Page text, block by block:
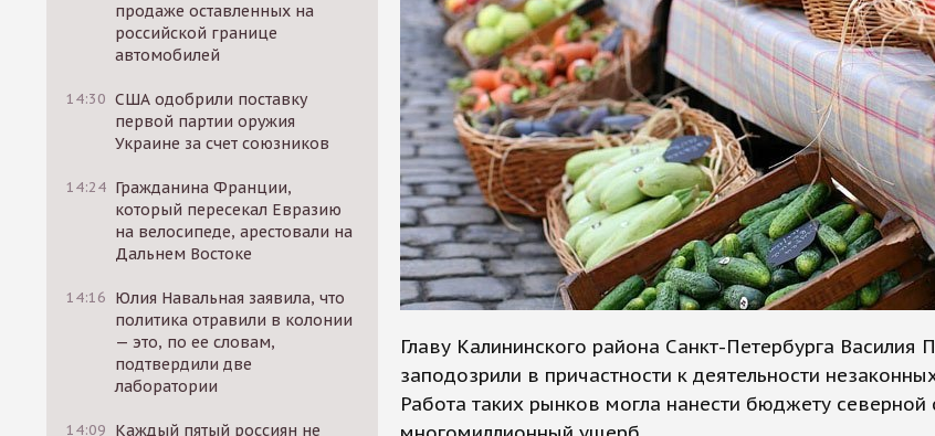
продаже оставленных на
российской границе
автомобилей
14:30 США одобрили поставку
первой партии оружия
Украине за счет союзников
14:24 Гражданина Франции,
который пересекал Евразию
на велосипеде, арестовали на
Дальнем Востоке
14:16 Юлия Навальная заявила, что
политика отравили в колонии
— это, по ее словам,
подтвердили две
лаборатории
14:09 Каждый пятый россиян не
Главу Калининского района Санкт-Петербурга Василия
заподозрили в причастности к деятельности
Работа таких рынков могла нанести бюджету северной